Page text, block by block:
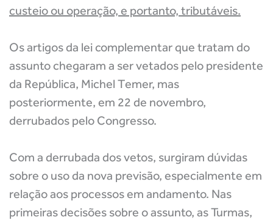
custeio ou operação, e portanto, tributáveis.
Os artigos da lei complementar que tratam do
assunto chegaram a ser vetados pelo presidente
da República, Michel Temer, mas
posteriormente, em 22 de novembro,
derrubados pelo Congresso.
Com a derrubada dos vetos, surgiram dúvidas
sobre o uso da nova previsão, especialmente em
relação aos processos em andamento. Nas
primeiras decisões sobre o assunto, as Turmas,